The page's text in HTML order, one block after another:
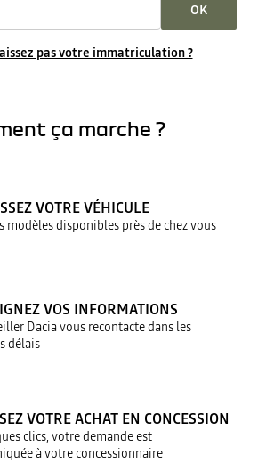
OK
pas votre immatriculation ?
ça marche ?
VOTRE VÉHICULE
modèles disponibles près de chez vous
VOS INFORMATIONS
Dacia vous recontacte dans les
délais
VOTRE ACHAT EN CONCESSION
clics, votre demande est
à votre concessionnaire